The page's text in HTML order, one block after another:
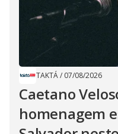
TAKTÁ/ 07/08/2026
Caetano
homenagem